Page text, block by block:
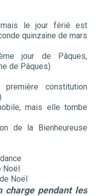
le jour férié est
quinzaine de mars
jour de Pâques,
de Pâques)
constitution
mais elle tombe
de la Bienheureuse
Noël
Noël
charge pendant les